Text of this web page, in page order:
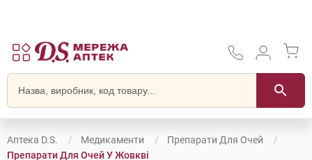
Аптека D.S. Медикаменти
Препарати Для Очей
Препарати Для Очей У Жовкві